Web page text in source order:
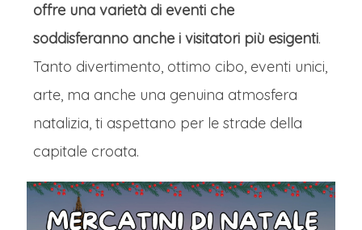
offre una varietà di eventi che
soddisferanno anche i visitatori più esigenti.
Tanto divertimento, ottimo cibo, eventi unici,
arte, ma anche una genuina atmosfera
natalizia, ti aspettano per le strade della
capitale croata.